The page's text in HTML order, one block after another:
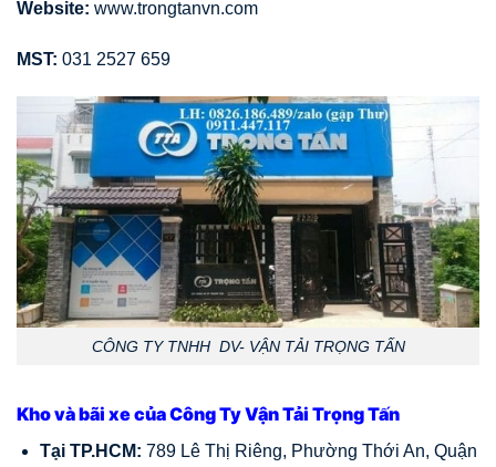
Website: www.trongtanvn.com
MST: 031 2527 659
CÔNG TY TNHH DV- VẬN TẢI TRỌNG TẤN
Kho và bãi xe của Công Ty Vận Tải Trọng Tấn
Tại TP.HCM: 789 Lê Thị Riêng, Phường Thới An, Quận